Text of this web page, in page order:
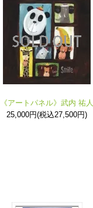
《アートパネル》武内 祐人
25,000円(税込27,500円)